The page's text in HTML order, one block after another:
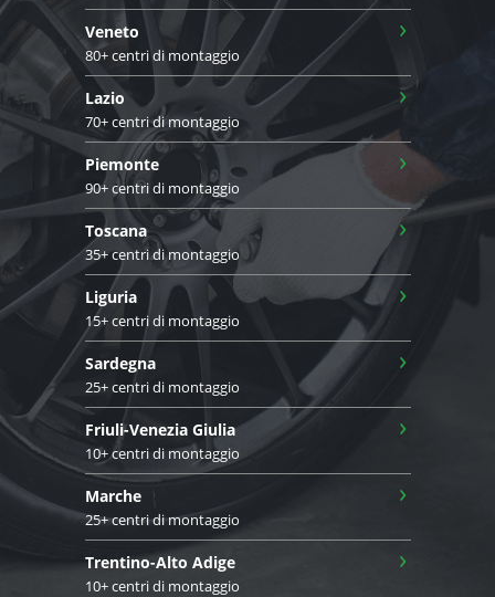
Veneto
80+ centri di montaggio
›
Lazio
70+ centri di montaggio
›
Piemonte
90+ centri di montaggio
›
Toscana
35+ centri di montaggio
›
Liguria
15+ centri di montaggio
›
Sardegna
25+ centri di montaggio
›
Friuli-Venezia Giulia
10+ centri di montaggio
›
Marche
25+ centri di montaggio
›
Trentino-Alto Adige
10+ centri di montaggio
›